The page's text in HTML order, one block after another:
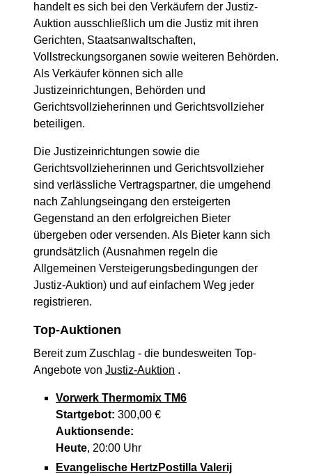
handelt es sich bei den Verkäufern der Justiz-
Auktion ausschließlich um die Justiz mit ihren
Gerichten, Staatsanwaltschaften,
Vollstreckungsorganen sowie weiteren Behörden.
Als Verkäufer können sich alle
Justizeinrichtungen, Behörden und
Gerichtsvollzieherinnen und Gerichtsvollzieher
beteiligen.
Die Justizeinrichtungen sowie die
Gerichtsvollzieherinnen und Gerichtsvollzieher
sind verlässliche Vertragspartner, die umgehend
nach Zahlungseingang den ersteigerten
Gegenstand an den erfolgreichen Bieter
übergeben oder versenden. Als Bieter kann sich
grundsätzlich (Ausnahmen regeln die
Allgemeinen Versteigerungsbedingungen der
Justiz-Auktion) und auf einfachem Weg jeder
registrieren.
Top-Auktionen
Bereit zum Zuschlag - die bundesweiten Top-
Angebote von Justiz-Auktion .
Vorwerk Thermomix TM6
Startgebot: 300,00 €
Auktionsende:
Heute, 20:00 Uhr
Evangelische HertzPostilla Valerij